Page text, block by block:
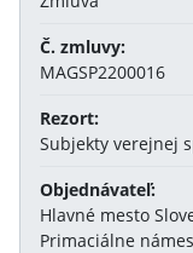
Č. zmluvy:
MAGSP2200016
Rezort:
Subjekty verejnej
Objednávateľ:
Hlavné mesto
Primaciálne